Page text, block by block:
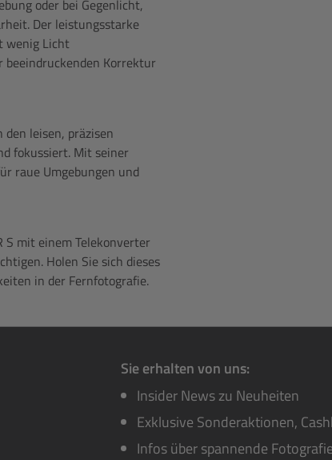
oder bei Gegenlicht,
Der leistungsstarke
wenig Licht
Korrektur
leisen, präzisen
fokussiert. Mit seiner
raue Umgebungen und
S mit einem Telekonverter
Holen Sie sich dieses
in der Fernfotografie.
Sie erhalten von uns:
Insider News zu Neuheiten
Exklusive Sonderaktionen,
Infos über spannende